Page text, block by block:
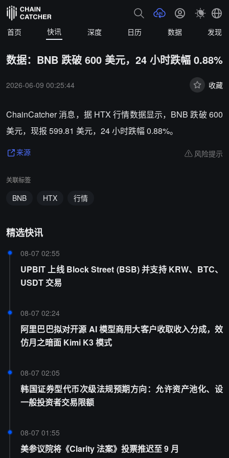
首页 快讯 深度 日历 数据 发现
数据：BNB 跌破 600 美元，24 小时跌幅 0.88%
2026-06-09 00:25:44 收藏
ChainCatcher 消息，据 HTX 行情数据显示，BNB 跌破 600
美元，现报 599.81 美元，24 小时跌幅 0.88%。
来源 风险提示
关联标签
BNB HTX 行情
精选快讯
08-07 02:55
UPBIT 上线 Block Street (BSB) 并支持 KRW、BTC、
USDT 交易
08-07 02:24
阿里巴巴拟对开源 AI 模型商用大客户收取收入分成，效
仿月之暗面 Kimi K3 模式
08-07 02:05
韩国证券型代币次级法规预期方向：允许资产池化、设
一般投资者交易限额
08-07 01:55
美参议院将《Clarity 法案》投票推迟至 9 月